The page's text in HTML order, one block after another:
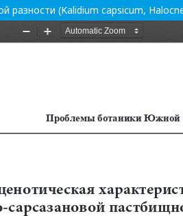
(Kalidium capsicum,